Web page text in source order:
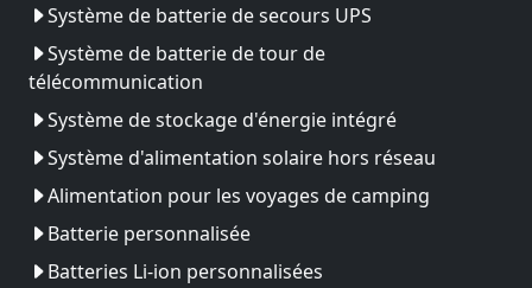
Système de batterie de secours UPS
Système de batterie de tour de
télécommunication
Système de stockage d'énergie intégré
Système d'alimentation solaire hors réseau
Alimentation pour les voyages de camping
Batterie personnalisée
Batteries Li-ion personnalisées